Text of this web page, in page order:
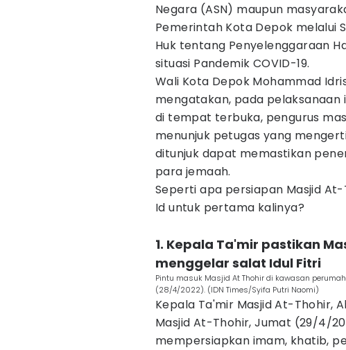
Negara (ASN) maupun
Pemerintah Kota Depok melalui
Huk tentang Penyelenggaraan
situasi Pandemik COVID-19.
Wali Kota Depok Mohammad
mengatakan, pada pelaksanaan
di tempat terbuka, pengurus
menunjuk petugas yang
ditunjuk dapat memastikan
para jemaah.
Seperti apa persiapan Masjid
Id untuk pertama kalinya?
1. Kepala Ta'mir pastikan
menggelar salat Idul Fitri
Pintu masuk Masjid At Thohir di kawasan
(28/4/2022). (IDN Times/Syifa Putri Naomi)
Kepala Ta'mir Masjid At-Thohir,
Masjid At-Thohir, Jumat (29/4/
mempersiapkan imam, khatib,